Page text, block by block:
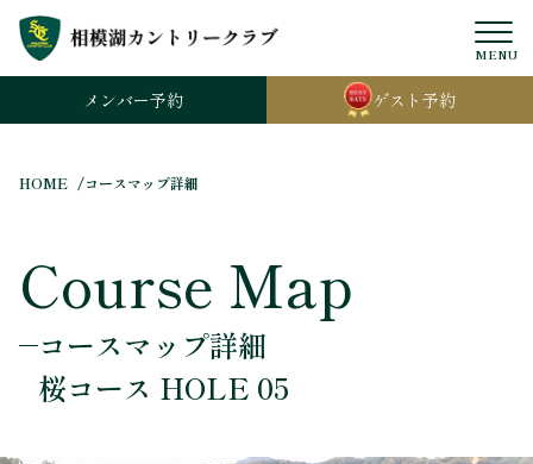
メンバー予約 ゲスト 予約
MENU
HOME コースマップ詳細
Course Map
コースマップ詳細
桜コース HOLE 05